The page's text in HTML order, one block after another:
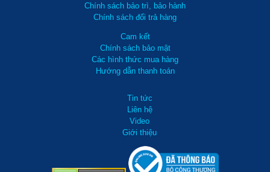
Chính sách bảo trì, bảo hành
Chính sách đổi trả hàng
Cam kết
Chính sách bảo mật
Các hình thức mua hàng
Hướng dẫn thanh toán
Tin tức
Liên hệ
Video
Giới thiệu